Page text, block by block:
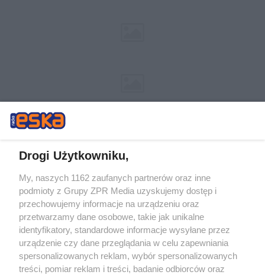
Żaden utwór zamieszczony w serwisie nie może być powielany i
rozpowszechniany lub dalej rozpowszechniany w jakikolwiek sposób (w
tym także elektroniczny lub mechaniczny) na jakimkolwiek polu
eksploatacji w jakiejkolwiek formie, włącznie z umieszczaniem w
Internecie bez pisemnej zgody właściciela praw. Jakiekolwiek użycie lub
wykorzystanie utworów w całości lub w części z naruszeniem prawa,
tzn. bez właściwej zgody, jest zabronione pod groźbą kary i może być
ścigane prawnie.
Drogi Użytkowniku,
My, naszych 1162 zaufanych partnerów oraz inne
podmioty z Grupy ZPR Media uzyskujemy dostęp i
przechowujemy informacje na urządzeniu oraz
przetwarzamy dane osobowe, takie jak unikalne
identyfikatory, standardowe informacje wysyłane przez
urządzenie czy dane przeglądania w celu zapewniania
spersonalizowanych reklam, wybór spersonalizowanych
treści, pomiar reklam i treści, badanie odbiorców oraz